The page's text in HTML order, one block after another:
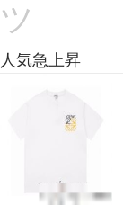
ツ
人気急上昇